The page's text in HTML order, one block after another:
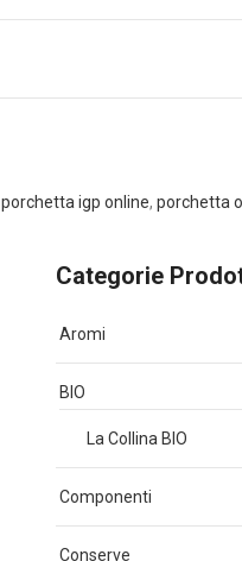
porchetta igp online, porchetta
Categorie
Aromi
BIO
La Collina BIO
Componenti
Conserve